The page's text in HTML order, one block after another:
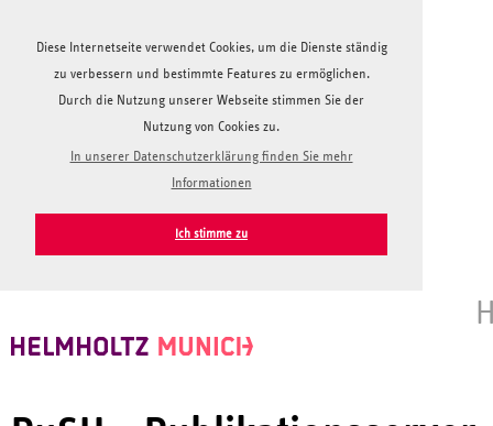
Diese Internetseite verwendet Cookies, um die Dienste ständig
zu verbessern und bestimmte Features zu ermöglichen.
Durch die Nutzung unserer Webseite stimmen Sie der
Nutzung von Cookies zu.
In unserer Datenschutzerklärung finden Sie mehr
Informationen
Ich stimme zu